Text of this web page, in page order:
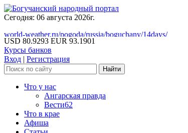
Сегодня: 06 августа 2026г.
world-weather.ru/pogoda/russia/boguchany/14days/
USD 80.9293 EUR 93.1901
Курсы банков
Вход | Регистрация
Что у нас
Ангарская правда
Вести62
Что в крае
Афиша